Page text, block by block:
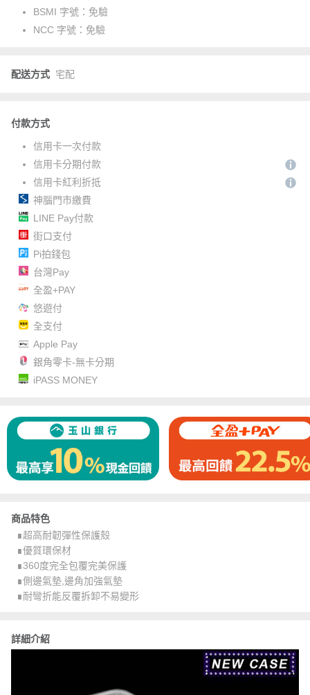
BSMI 字號： 免驗
NCC 字號： 免驗
配送方式 宅配
付款方式
信用卡一次付款
信用卡分期付款
信用卡紅利折抵
神腦門市繳費
LINE Pay付款
街口支付
Pi拍錢包
台灣Pay
全盈+PAY
悠遊付
全支付
Apple Pay
銀角零卡-無卡分期
iPASS MONEY
商品特色
∎超高耐韌彈性保護殼
∎優質環保材
∎360度完全包覆完美保護
∎側邊氣墊,邊角加強氣墊
∎耐彎折能反覆拆卸不易變形
詳細介紹